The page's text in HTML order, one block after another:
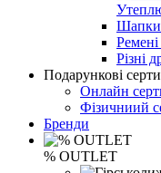
Шапки
Різні
Подарункові
Онлайн
Фізичниий
Бренди
% OUTLET